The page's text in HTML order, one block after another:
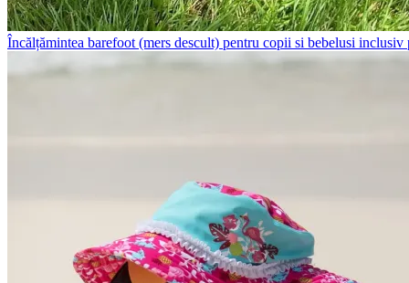
Încălțămintea barefoot (mers descult) pentru copii si bebelusi